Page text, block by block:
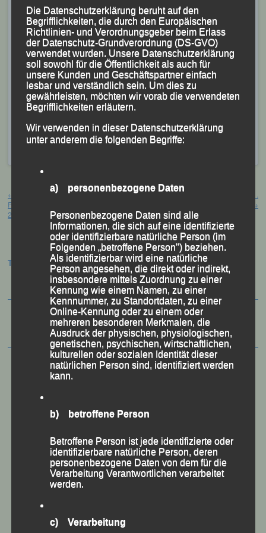
Nach „getaner Arbeit“: (v.li.) Mario Bernhardt, Sascha Jäger, Tobias
Schreindl, Susanne Ölhorn.
VeröffentlichtinAktuelles,Archiv 2016|Markiert mit
Beitragsnavigation
←
Mit Guglwald bewegt sich auch in
Passau etwas Passau, 08. September
2016
Kirchturmlauf Waldkirchen, 11.
→
Termine:
Die Datenschutzerklärung beruht auf den
Begrifflichkeiten, die durch den Europäischen
Richtlinien- und Verordnungsgeber beim Erlass
der Datenschutz-Grundverordnung (DS-GVO)
verwendet wurden. Unsere Datenschutzerklärung
soll sowohl für die Öffentlichkeit als auch für
unsere Kunden und Geschäftspartner einfach
lesbar und verständlich sein. Um dies zu
gewährleisten, möchten wir vorab die verwendeten
Begrifflichkeiten erläutern.
Wir verwenden in dieser Datenschutzerklärung
unter anderem die folgenden Begriffe:
a) personenbezogene Daten
Personenbezogene Daten sind alle
Informationen, die sich auf eine identifizierte
oder identifizierbare natürliche Person (im
Folgenden „betroffene Person") beziehen.
Als identifizierbar wird eine natürliche
Person angesehen, die direkt oder indirekt,
insbesondere mittels Zuordnung zu einer
Kennung wie einem Namen, zu einer
Kennnummer, zu Standortdaten, zu einer
Online-Kennung oder zu einem oder
mehreren besonderen Merkmalen, die
Ausdruck der physischen, physiologischen,
genetischen, psychischen, wirtschaftlichen,
kulturellen oder sozialen Identität dieser
natürlichen Person sind, identifiziert werden
kann.
b) betroffene Person
Betroffene Person ist jede identifizierte oder
identifizierbare natürliche Person, deren
personenbezogene Daten von dem für die
Verarbeitung Verantwortlichen verarbeitet
werden.
c) Verarbeitung